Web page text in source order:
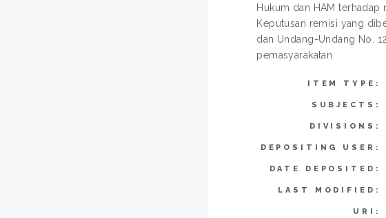
Hukum dan HAM terhadap
Keputusan remisi yang
dan Undang-Undang No.
pemasyarakatan
ITEM TYPE:
SUBJECTS:
DIVISIONS:
DEPOSITING USER:
DATE DEPOSITED:
LAST MODIFIED:
URI: